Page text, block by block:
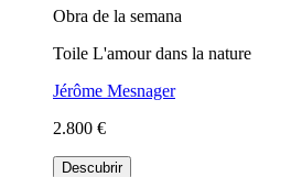
Obra de la semana
Toile L'amour dans la nature
Jérôme Mesnager
2.800 €
Descubrir